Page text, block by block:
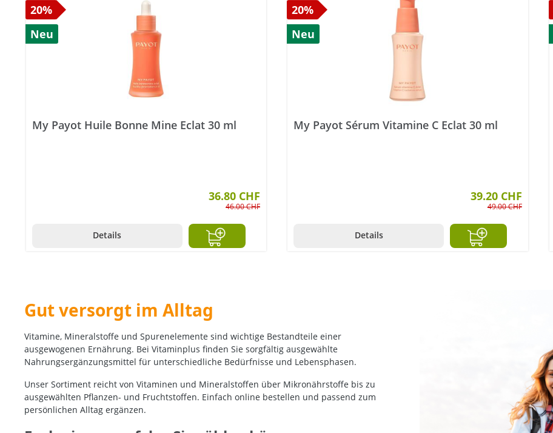
20%
Neu
My Payot Huile Bonne Mine Eclat 30 ml
36.80 CHF
46.00 CHF
Details
20%
Neu
My Payot Sérum Vitamine C Eclat 30 ml
39.20 CHF
49.00 CHF
Details
Gut versorgt im Alltag
Vitamine, Mineralstoffe und Spurenelemente sind wichtige Bestandteile einer
ausgewogenen Ernährung. Bei Vitaminplus finden Sie sorgfältig ausgewählte
Nahrungsergänzungsmittel für unterschiedliche Bedürfnisse und Lebensphasen.
Unser Sortiment reicht von Vitaminen und Mineralstoffen über Mikronährstoffe bis zu
ausgewählten Pflanzen- und Fruchtstoffen. Einfach online bestellen und passend zum
persönlichen Alltag ergänzen.